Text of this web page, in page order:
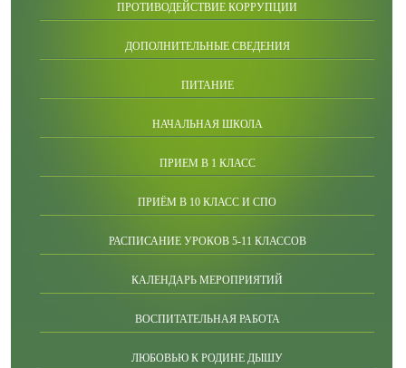
ПРОТИВОДЕЙСТВИЕ КОРРУПЦИИ
ДОПОЛНИТЕЛЬНЫЕ СВЕДЕНИЯ
ПИТАНИЕ
НАЧАЛЬНАЯ ШКОЛА
ПРИЕМ В 1 КЛАСС
ПРИЁМ В 10 КЛАСС И СПО
РАСПИСАНИЕ УРОКОВ 5-11 КЛАССОВ
КАЛЕНДАРЬ МЕРОПРИЯТИЙ
ВОСПИТАТЕЛЬНАЯ РАБОТА
ЛЮБОВЬЮ К РОДИНЕ ДЫШУ